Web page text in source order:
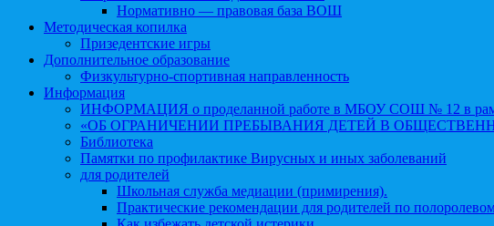
Нормативно — правовая база ВОШ
Методическая копилка
Призедентские игры
Дополнительное образование
Физкультурно-спортивная направленность
Информация
ИНФОРМАЦИЯ о проделанной работе в МБОУ СОШ № 12 в
«ОБ ОГРАНИЧЕНИИ ПРЕБЫВАНИЯ ДЕТЕЙ В
Библиотека
Памятки по профилактике Вирусных и иных заболеваний
для родителей
Школьная служба медиации (примирения).
Практические рекомендации для родителей по